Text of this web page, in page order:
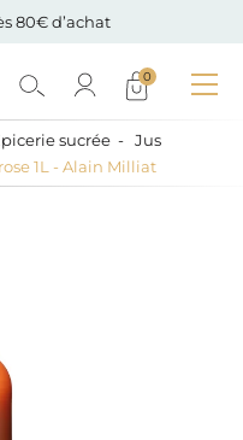
80€ d’achat
0
sucrée
Jus
1L - Alain Milliat